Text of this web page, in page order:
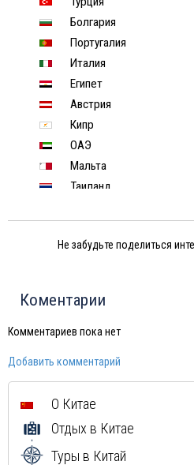
Болгария
Португалия
Италия
Египет
Австрия
Кипр
ОАЭ
Мальта
Таиланд
Чехия
Израиль
Индия
Шри-Ланка
Мексика
Куба
Доминиканская
Не забудьте поделиться
Коментарии
Комментариев пока нет
Добавить комментарий
О Китае
Отдых в Китае
Туры в Китай